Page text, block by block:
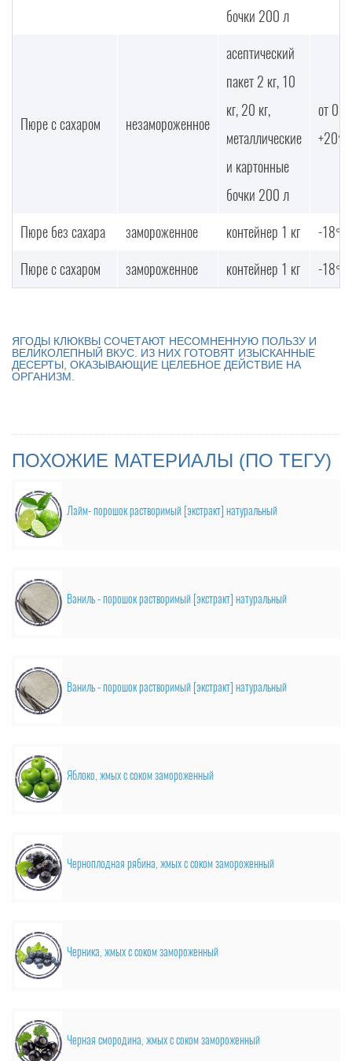
бочки 200 л
Пюре с сахаром незамороженное
асептический
пакет 2 кг, 10
кг, 20 кг,
металлические
и картонные
бочки 200 л
от
+20°С
Пюре без сахара замороженное контейнер 1 кг
-18°С
Пюре с сахаром
замороженное контейнер 1 кг -18°С
ЯГОДЫ КЛЮКВЫ СОЧЕТАЮТ НЕСОМНЕННУЮ ПОЛЬЗУ И
ВЕЛИКОЛЕПНЫЙ ВКУС. ИЗ НИХ ГОТОВЯТ ИЗЫСКАННЫЕ
ДЕСЕРТЫ, ОКАЗЫВАЮЩИЕ ЦЕЛЕБНОЕ ДЕЙСТВИЕ НА
ОРГАНИЗМ.
ПОХОЖИЕ МАТЕРИАЛЫ (ПО ТЕГУ)
Лайм- порошок растворимый [экстракт] натуральный
Ваниль - порошок растворимый [экстракт] натуральный
Ваниль - порошок растворимый [экстракт] натуральный
Яблоко, жмых с соком замороженный
Черноплодная рябина, жмых с соком замороженный
Черника, жмых с соком замороженный
Черная смородина, жмых с соком замороженный